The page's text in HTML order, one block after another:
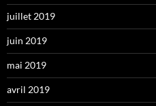
juillet 2019
juin 2019
mai 2019
avril 2019